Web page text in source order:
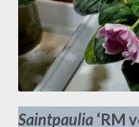
Saintpaulia‘RM